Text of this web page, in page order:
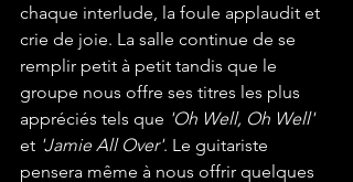
chaque interlude, la foule applaudit et
crie de joie. La salle continue de se
remplir petit à petit tandis que le
groupe nous offre ses titres les plus
appréciés tels que 'Oh Well, Oh Well'
et 'Jamie All Over'. Le guitariste
pensera même à nous offrir quelques